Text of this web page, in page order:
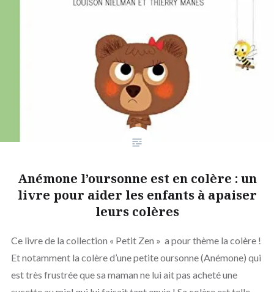
Anémone l’oursonne est en colère : un
livre pour aider les enfants à apaiser
leurs colères
Ce livre de la collection « Petit Zen » a pour thème la colère !
Et notamment la colère d’une petite oursonne (Anémone) qui
est très frustrée que sa maman ne lui ait pas acheté une